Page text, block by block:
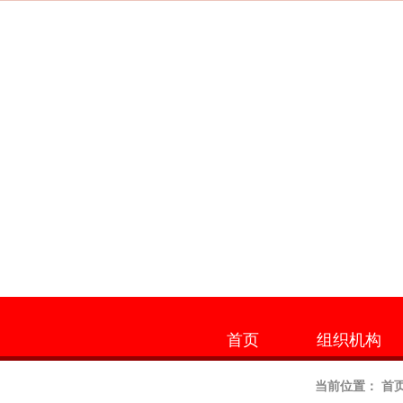
首页 组织机构
当前位置： 首